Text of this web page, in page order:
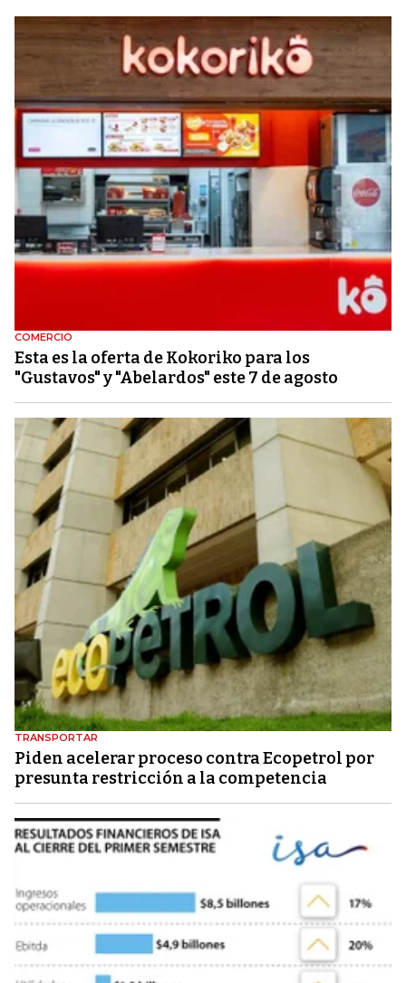
COMERCIO
Esta es la oferta de Kokoriko para los
"Gustavos" y "Abelardos" este 7 de agosto
TRANSPORTAR
Piden acelerar proceso contra Ecopetrol por
presunta restricción a la competencia